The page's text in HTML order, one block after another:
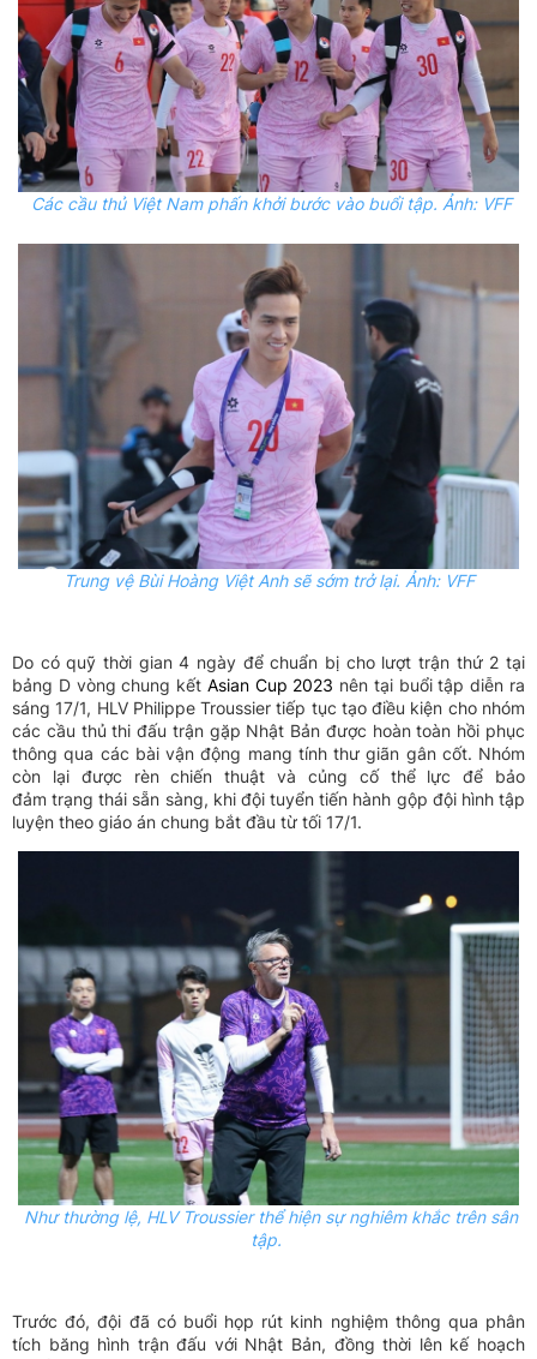
Các cầu thủ Việt Nam phấn khởi bước vào buổi tập. Ảnh: VFF
Trung vệ Bùi Hoàng Việt Anh sẽ sớm trở lại. Ảnh: VFF
Do có quỹ thời gian 4 ngày để chuẩn bị cho lượt trận thứ 2 tại
bảng D vòng chung kết Asian Cup 2023 nên tại buổi tập diễn ra
sáng 17/1, HLV Philippe Troussier tiếp tục tạo điều kiện cho nhóm
các cầu thủ thi đấu trận gặp Nhật Bản được hoàn toàn hồi phục
thông qua các bài vận động mang tính thư giãn gân cốt. Nhóm
còn lại được rèn chiến thuật và củng cố thể lực để bảo
đảm trạng thái sẵn sàng, khi đội tuyển tiến hành gộp đội hình tập
luyện theo giáo án chung bắt đầu từ tối 17/1.
Như thường lệ, HLV Troussierthể hiện sự nghiêm khắc trên sân
tập.
Trước đó, đội đã có buổi họp rút kinh nghiệm thông qua phân
tích băng hình trận đấu với Nhật Bản, đồng thời lên kế hoạch